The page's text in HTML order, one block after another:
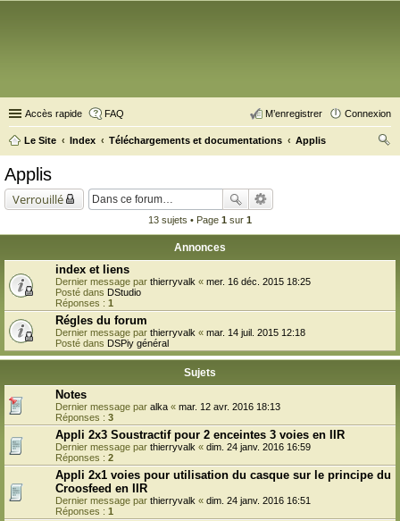
Accès rapide FAQ Connexion
M’enregistrer
Le Site Index Téléchargements et documentations
Applis
Applis
Verrouillé
13 sujets • Page 1 sur 1
Annonces
index et liens
Dernier message par thierryvalk « mer. 16 déc. 2015 18:25
Posté dans DStudio
Réponses : 1
Régles du forum
Dernier message par thierryvalk « mar. 14 juil. 2015 12:18
Posté dans DSPiy général
Sujets
Notes
Dernier message par alka « mar. 12 avr. 2016 18:13
Réponses : 3
Appli 2x3 Soustractif pour 2 enceintes 3 voies en IIR
Dernier message par thierryvalk « dim. 24 janv. 2016 16:59
Réponses : 2
Appli 2x1 voies pour utilisation du casque sur le principe du
Croosfeed en IIR
Dernier message par thierryvalk « dim. 24 janv. 2016 16:51
Réponses : 1